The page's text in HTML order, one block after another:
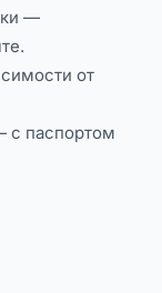
—
от
с паспортом